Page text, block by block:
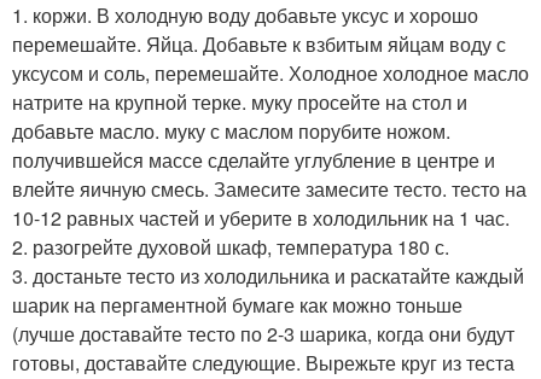
1. коржи. В холодную воду добавьте уксус и хорошо
перемешайте. Яйца. Добавьте к взбитым яйцам воду с
уксусом и соль, перемешайте. Холодное холодное масло
натрите на крупной терке. муку просейте на стол и
добавьте масло. муку с маслом порубите ножом.
получившейся массе сделайте углубление в центре и
влейте яичную смесь. Замесите замесите тесто. тесто на
10-12 равных частей и уберите в холодильник на 1 час.
2. разогрейте духовой шкаф, температура 180 с.
3. достаньте тесто из холодильника и раскатайте каждый
шарик на пергаментной бумаге как можно тоньше
(лучше доставайте тесто по 2-3 шарика, когда они будут
готовы, доставайте следующие. Вырежьте круг из теста